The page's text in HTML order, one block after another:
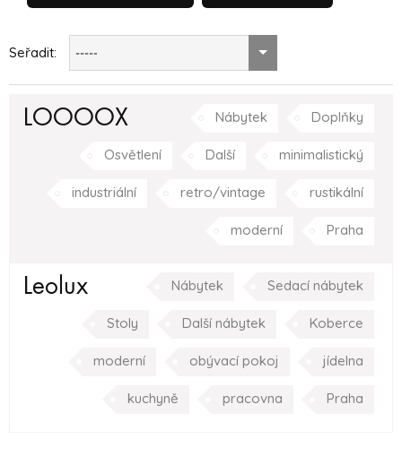
Seřadit: -----
LOOOOX Nábytek Doplňky
Osvětlení Další minimalistický
industriální retro/vintage rustikální
moderní Praha
Leolux Nábytek Sedací nábytek
Stoly Další nábytek Koberce
moderní obývací pokoj jídelna
kuchyně pracovna Praha